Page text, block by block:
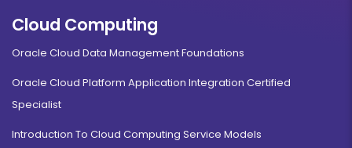
Cloud Computing
Oracle Cloud Data Management Foundations
Oracle Cloud Platform Application Integration Certified
Specialist
Introduction To Cloud Computing Service Models